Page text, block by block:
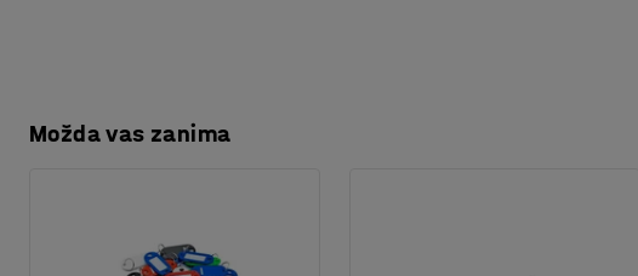
Možda vas zanima